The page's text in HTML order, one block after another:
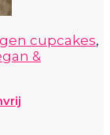
cupcakes,
&